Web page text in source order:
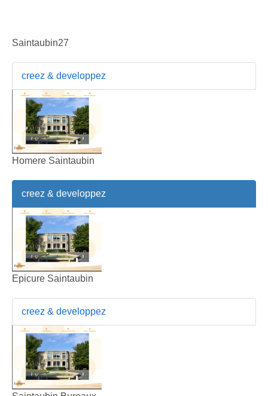
Saintaubin27
creez & developpez
Homere Saintaubin
creez & developpez
Epicure Saintaubin
creez & developpez